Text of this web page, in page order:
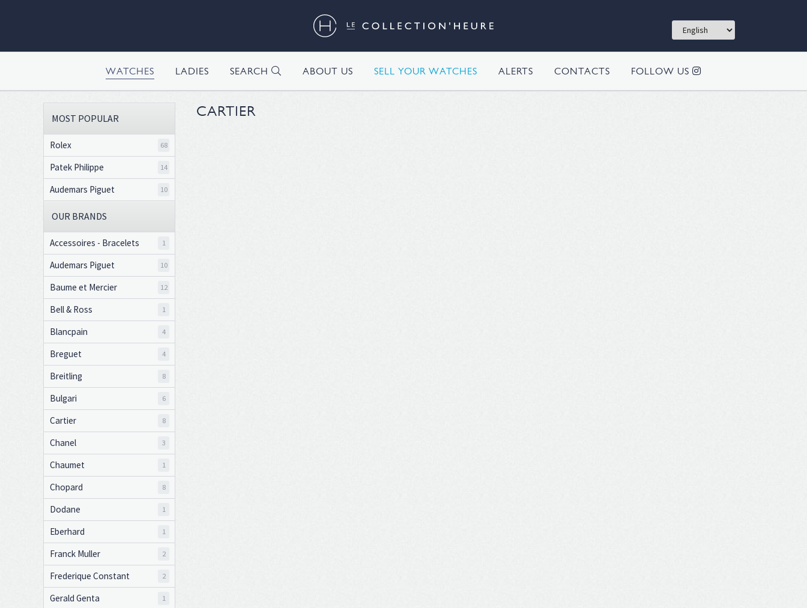
WATCHES LADIES SEARCH ABOUT US SELL YOUR WATCHES ALERTS CONTACTS FOLLOW US
MOST POPULAR
Rolex 68
Patek Philippe 14
Audemars Piguet 10
OUR BRANDS
Accessoires - Bracelets 1
Audemars Piguet 10
Baume et Mercier 12
Bell & Ross 1
Blancpain 4
Breguet 4
Breitling 8
Bulgari 6
Cartier 8
Chanel 3
Chaumet 1
Chopard 8
Dodane 1
Eberhard 1
Franck Muller 2
Frederique Constant 2
Gerald Genta 1
CARTIER